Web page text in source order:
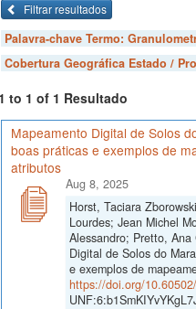
Filtrar resultados
Palavra-chave Termo:
Cobertura Geográfica Estado /
to 1 of 1 Resultado
Mapeamento Digital de Solos
boas práticas e exemplos de
atributos
Aug 8, 2025
Horst, Taciara
Lourdes; Jean Michel
Alessandro; Pretto,
Digital de Solos do
e exemplos de
https://doi.org/